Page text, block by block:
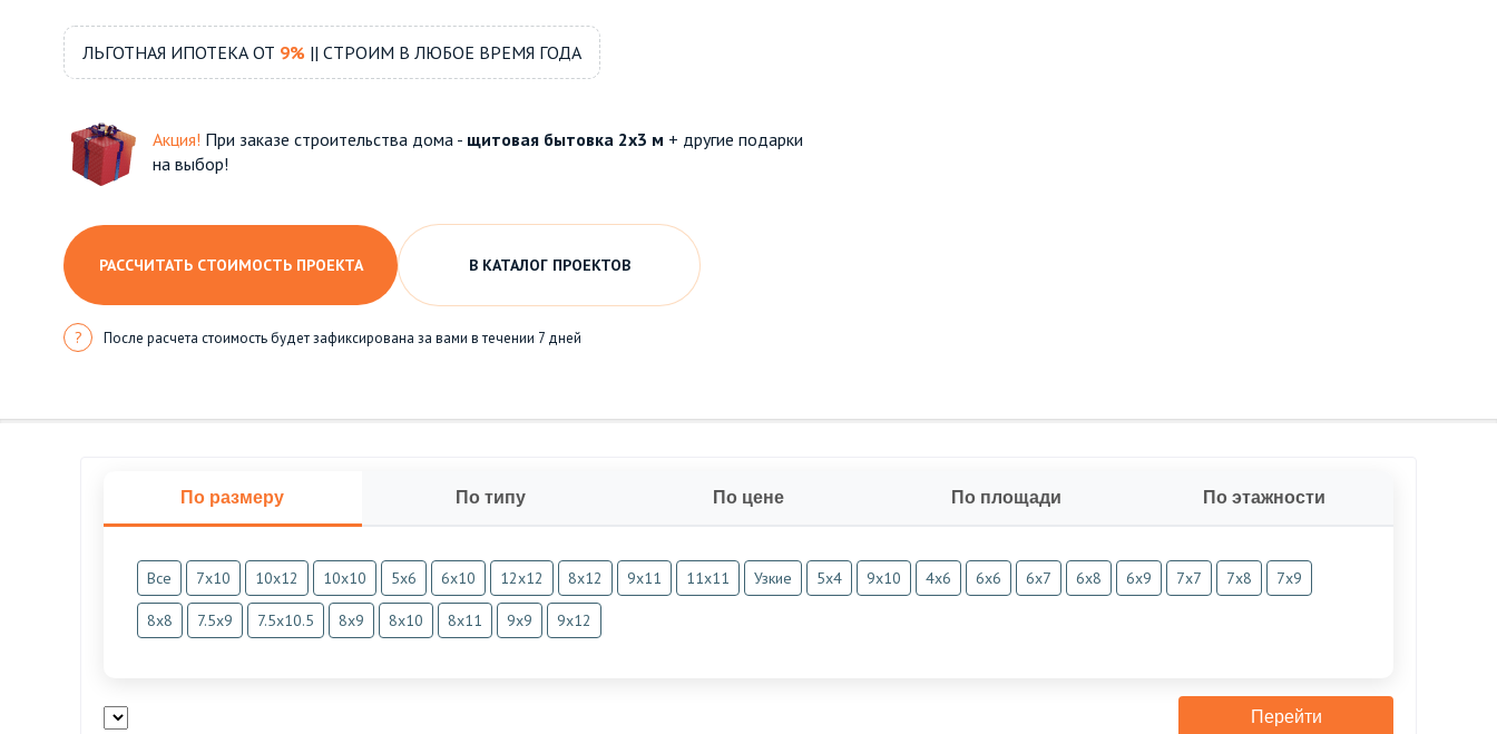
ЛЬГОТНАЯ ИПОТЕКА ОТ 9% || СТРОИМ В ЛЮБОЕ ВРЕМЯ ГОДА
Акция! При заказе строительства дома - щитовая бытовка 2х3 м + другие подарки
на выбор!
РАССЧИТАТЬ СТОИМОСТЬ ПРОЕКТА В КАТАЛОГ ПРОЕКТОВ
? После расчета стоимость будет зафиксирована за вами в течении 7 дней
По размеру По типу По цене По площади По этажности
Все 7х10 10х12 10х10 5х6 6х10 12х12 8х12 9х11 11х11 Узкие 5х4 9х10 4х6 6х6 6х7 6х8 6х9 7х7 7х8 7х9
8х8 7.5х9 7.5х10.5 8х9 8х10 8х11 9х9 9х12
Перейти